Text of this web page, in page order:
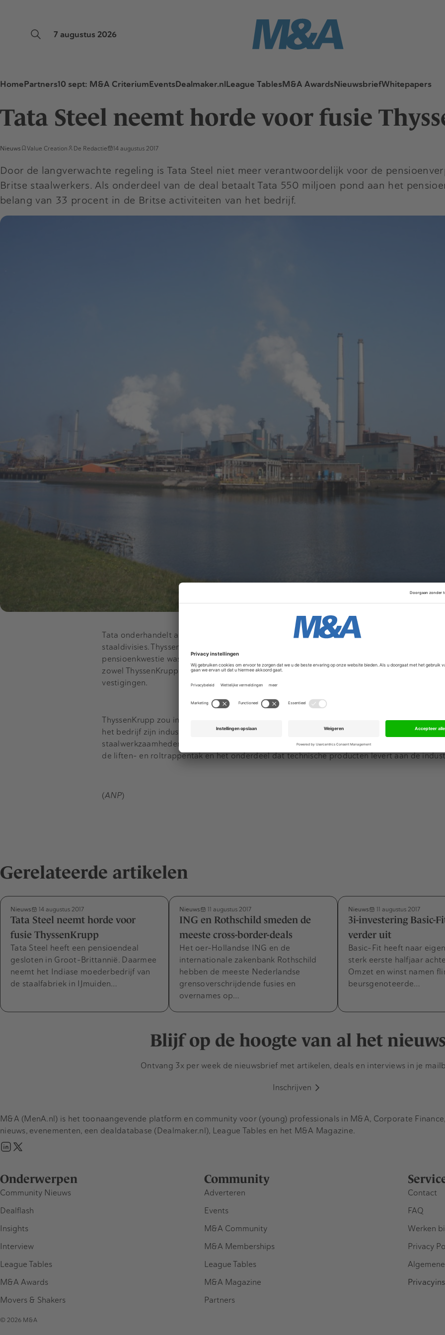
7 augustus 2026
HomePartners10 sept: M&A CriteriumEventsDealmaker.nlLeague TablesM&A AwardsNieuwsbriefWhitepapers
Tata Steel neemt horde voor fusie
Nieuws Value Creation De Redactie 14 augustus 2017
Door de langverwachte regeling is Tata Steel niet meer verantwoordelijk voor de
Britse staalwerkers. Als onderdeel van de deal betaalt Tata 550 miljoen pond aan het
belang van 33 procent in de Britse activiteiten van het bedrijf.
Tata onderhandelt al meer dan een jaar met ThyssenKrupp over een samenvoeging van hun
staaldivisies. ThyssenKrupp gaf echter aan dat een deal niet mogelijk kan zijn voordat de
pensioenkwestie was opgelost. Overigens is er veel weerstand tegen een fusie bij de
zowel ThyssenKrupp als Tata Nederland vanwege zorgen over eventueel banenverlies en
vestigingen.
Advertentie
ThyssenKrupp zou inmiddels werken aan een alternatief plan voor een mogelijke fusie met
het bedrijf zijn industriële activiteiten grotendeels afstoot en zich gaat focussen op zijn
staalwerkzaamheden. De industriële activiteiten die afgestoten kunnen worden, behelzen
de liften- en roltrappentak en het onderdeel dat technische producten levert aan de
(ANP)
Gerelateerde artikelen
Nieuws 14 augustus 2017
Tata Steel neemt horde voor
fusie ThyssenKrupp
Tata Steel heeft een pensioendeal
gesloten in Groot-Brittannië. Daarmee
neemt het Indiase moederbedrijf van
de staalfabriek in IJmuiden…
Nieuws 11 augustus 2017
ING en Rothschild smeden de
meeste cross-border-deals
Het oer-Hollandse ING en de
internationale zakenbank Rothschild
hebben de meeste Nederlandse
grensoverschrijdende fusies en
overnames op…
Nieuws 11 augustus 2017
3i-investering Basic-
verder uit
Basic-Fit heeft naar
sterk eerste halfjaar
Omzet en winst namen
beursgenoteerde…
Blijf op de hoogte van al het nieuws
Ontvang 3x per week de nieuwsbrief met artikelen, deals en interviews in je
Inschrijven
Onderwerpen
Community Nieuws
Dealflash
Insights
Interview
League Tables
M&A Awards
Movers & Shakers
Community
Adverteren
Events
M&A Community
M&A Memberships
League Tables
M&A Magazine
Partners
Contact
FAQ
Werken
Privacy
M&A (MenA.nl) is het toonaangevende platform en community voor (young) professionals in M&A, Corporate
nieuws, evenementen, een dealdatabase (Dealmaker.nl), League Tables en het M&A Magazine.
© 2026 M&A